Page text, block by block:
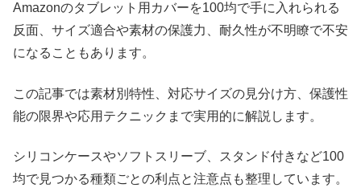
Amazonのタブレット用カバーを100均で手に入れられる
反面、サイズ適合や素材の保護力、耐久性が不明瞭で不安
になることもあります。
この記事では素材別特性、対応サイズの見分け方、保護性
能の限界や応用テクニックまで実用的に解説します。
シリコンケースやソフトスリーブ、スタンド付きなど100
均で見つかる種類ごとの利点と注意点も整理しています。